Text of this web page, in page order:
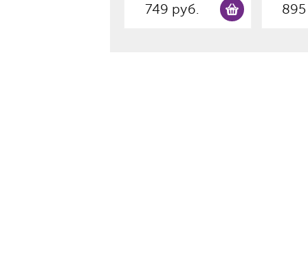
749 руб.